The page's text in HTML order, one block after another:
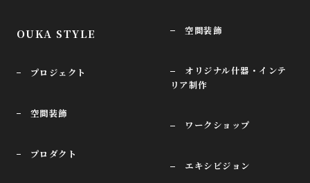
OUKA STYLE
プロジェクト
空間装飾
プロダクト
空間装飾
オリジナル什器・インテ
リア制作
ワークショップ
エキシビジョン